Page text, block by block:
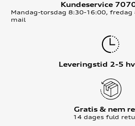
Kundeservice
Mandag-torsdag 8:30-16:00,
mail
Leveringstid 2-5
Gratis & nem
14 dages fuld